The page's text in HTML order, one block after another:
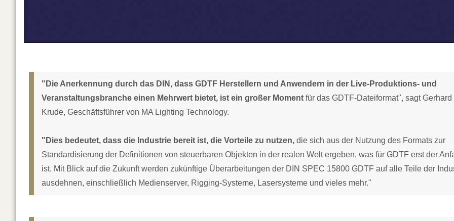
"Die Anerkennung durch das DIN, dass GDTF Herstellern und Anwendern in der Live-Produktions- und
Veranstaltungsbranche einen Mehrwert bietet, ist ein großer Moment für das GDTF-Dateiformat", sagt Gerhard
Krude, Geschäftsführer von MA Lighting Technology.
"Dies bedeutet, dass die Industrie bereit ist, die Vorteile zu nutzen, die sich aus der Nutzung des Formats zur
Standardisierung der Definitionen von steuerbaren Objekten in der realen Welt ergeben, was für GDTF erst der
ist. Mit Blick auf die Zukunft werden zukünftige Überarbeitungen der DIN SPEC 15800 GDTF auf alle Teile der
ausdehnen, einschließlich Medienserver, Rigging-Systeme, Lasersysteme und vieles mehr."